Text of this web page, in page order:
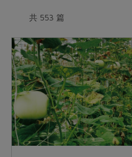
最新產品
優惠專區
素食專區
樂齡友善
節慶大餐
高麗菜海鮮煎餅
媒體報導
地區活動
社務會議 地區
活動報下載
共 553 篇